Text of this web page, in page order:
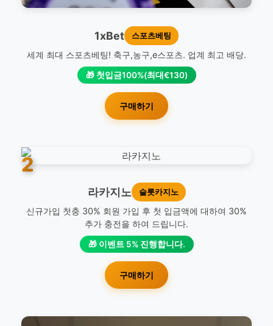
1xBet 스포츠베팅
세계 최대 스포츠베팅! 축구,농구,e스포츠. 업계 최고 배당.
🎁 첫입금100%(최대€130)
구매하기
2
라카지노 슬롯카지노
신규가입 첫충 30% 회원 가입 후 첫 입금액에 대하여 30%
추가 충전을 하여 드립니다.
🎁 이벤트 5% 진행합니다.
구매하기